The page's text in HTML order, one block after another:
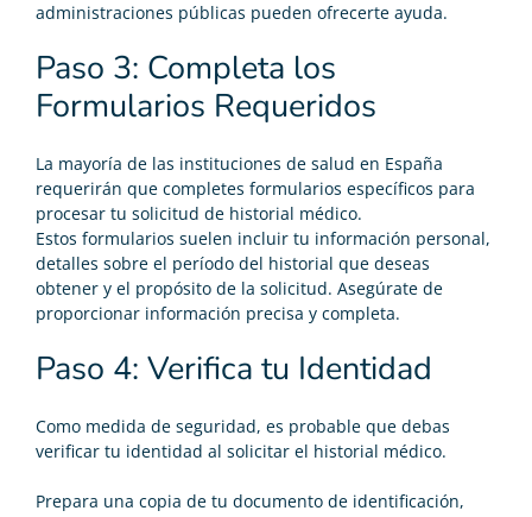
administraciones públicas pueden ofrecerte ayuda.
Paso 3: Completa los
Formularios Requeridos
La mayoría de las instituciones de salud en España
requerirán que completes formularios específicos para
procesar tu solicitud de historial médico.
Estos formularios suelen incluir tu información personal,
detalles sobre el período del historial que deseas
obtener y el propósito de la solicitud. Asegúrate de
proporcionar información precisa y completa.
Paso 4: Verifica tu Identidad
Como medida de seguridad, es probable que debas
verificar tu identidad al solicitar el historial médico.
Prepara una copia de tu documento de identificación,